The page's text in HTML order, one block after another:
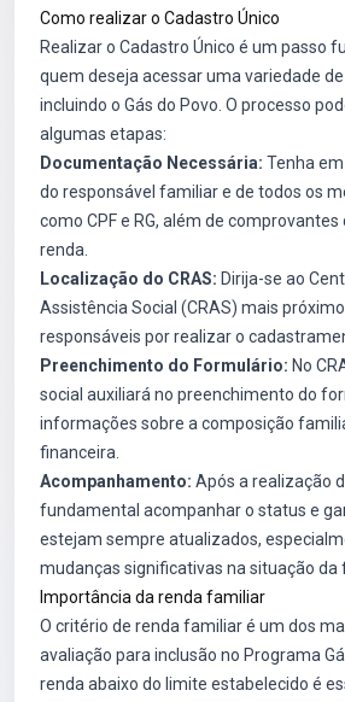
Como realizar o Cadastro Único
Realizar o Cadastro Único é um passo
quem deseja acessar uma variedade
incluindo o Gás do Povo. O processo
algumas etapas:
Documentação Necessária: Tenha
do responsável familiar e de todos os
como CPF e RG, além de comprovantes
renda.
Localização do CRAS: Dirija-se ao
Assistência Social (CRAS) mais
responsáveis por realizar o
Preenchimento do Formulário: No
social auxiliará no preenchimento do
informações sobre a composição
financeira.
Acompanhamento: Após a realização
fundamental acompanhar o status e
estejam sempre atualizados,
mudanças significativas na situação da
Importância da renda familiar
O critério de renda familiar é um dos
avaliação para inclusão no Programa
renda abaixo do limite estabelecido é